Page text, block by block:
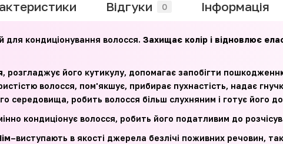
Відгуки 0 Iнформація
для кондиціонування волосся. Захищає колір і відновлює
, розгладжує його кутикулу, допомагає запобігти
волосся, пом'якшує, прибирає пухнастість, надає
середовища, робить волосся більш слухняним і готує його
кондиціонує волосся, робить його податливим до
–виступають в якості джерела безлічі поживних речовин,